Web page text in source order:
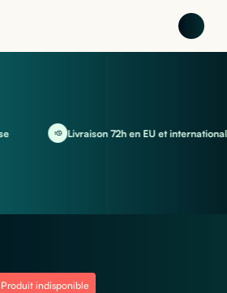
Livraison 72h en EU et international
Produit indisponible